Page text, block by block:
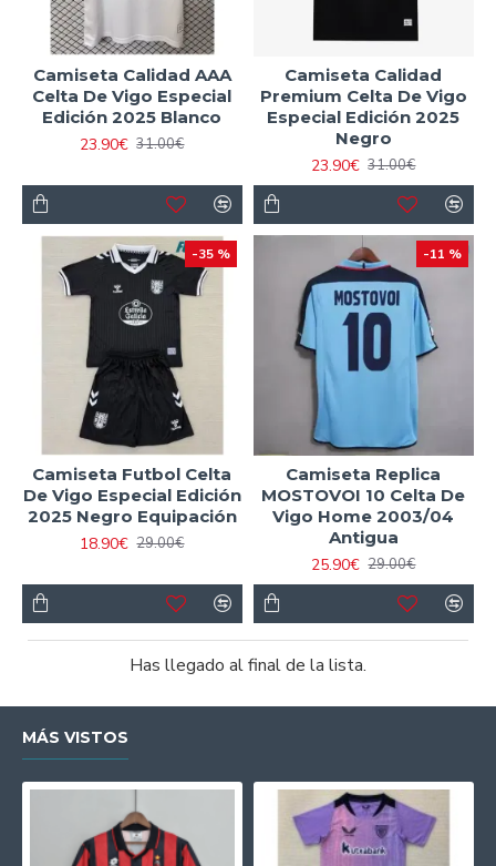
Camiseta Calidad AAA
Celta De Vigo Especial
Edición 2025 Blanco
23.90€ 31.00€
Camiseta Calidad
Premium Celta De Vigo
Especial Edición 2025
Negro
23.90€ 31.00€
-35 %
Camiseta Futbol Celta
De Vigo Especial Edición
2025 Negro Equipación
18.90€ 29.00€
-11 %
Camiseta Replica
MOSTOVOI 10 Celta De
Vigo Home 2003/04
Antigua
25.90€ 29.00€
Has llegado al final de la lista.
MÁS VISTOS